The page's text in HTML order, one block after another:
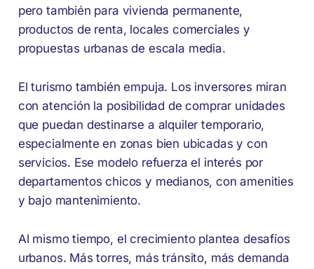
pero también para vivienda permanente,
productos de renta, locales comerciales y
propuestas urbanas de escala media.
El turismo también empuja. Los inversores miran
con atención la posibilidad de comprar unidades
que puedan destinarse a alquiler temporario,
especialmente en zonas bien ubicadas y con
servicios. Ese modelo refuerza el interés por
departamentos chicos y medianos, con amenities
y bajo mantenimiento.
Al mismo tiempo, el crecimiento plantea desafíos
urbanos. Más torres, más tránsito, más demanda